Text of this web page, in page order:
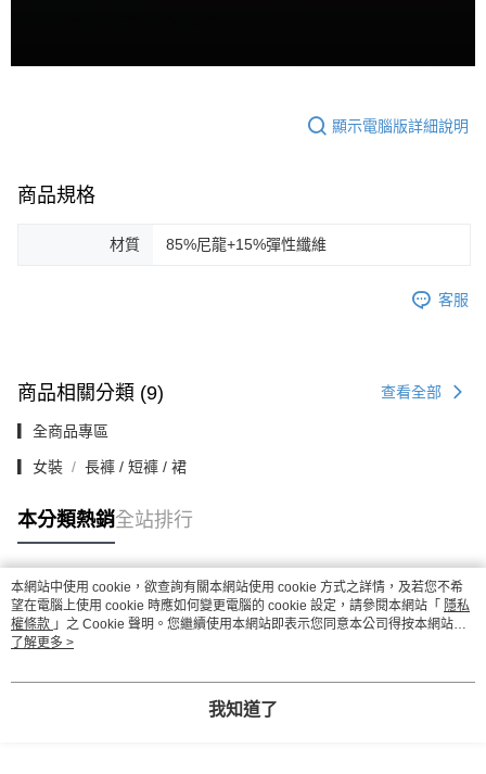
顯示電腦版詳細說明
商品規格
材質 85%尼龍+15%彈性纖維
客服
商品相關分類 (9) 查看全部
▎全商品專區
▎女裝 長褲 / 短褲 / 裙
本分類熱銷全站排行
熱門標籤
本網站中使用 cookie，欲查詢有關本網站使用 cookie 方式之詳情，及若您不希
望在電腦上使用 cookie 時應如何變更電腦的 cookie 設定，請參閱本網站「 隱私
權條款 」之 Cookie 聲明。您繼續使用本網站即表示您同意本公司得按本網站使
用條款之 Cookie 聲明使用 cookie。
了解更多 >
我知道了